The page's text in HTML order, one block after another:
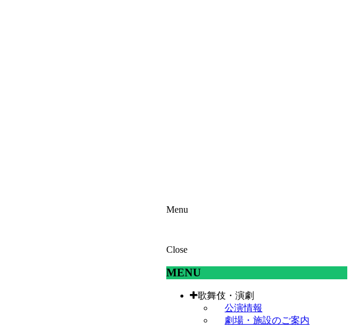
Menu
Close
MENU
歌舞伎・演劇
公演情報
劇場・施設のご案内